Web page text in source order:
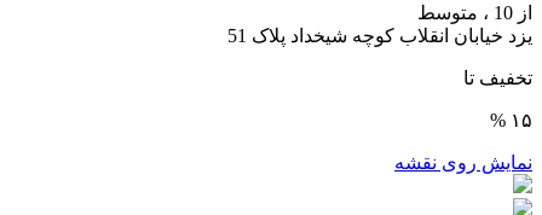
از 10 ،
متوسط
یزد خیابان انقلاب کوچه شیخداد پلاک 51
تخفیف تا
۱۵ %
نمایش روی نقشه